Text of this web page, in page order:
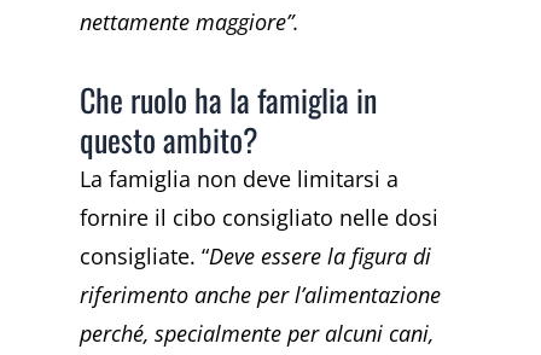
nettamente maggiore”.
Che ruolo ha la famiglia in
questo ambito?
La famiglia non deve limitarsi a
fornire il cibo consigliato nelle dosi
consigliate. “Deve essere la figura di
riferimento anche per l’alimentazione
perché, specialmente per alcuni cani,